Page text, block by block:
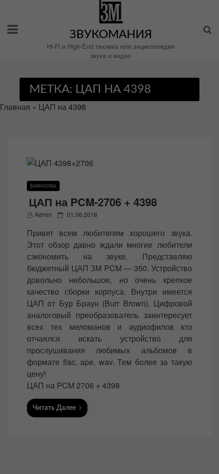
содержимому
ЗВУКОМАНИЯ
Hi-Fi и High-End техника или энциклопедия
звука и видео
МЕТКА: ЦАП НА 4398
Главная » ЦАП на 4398
БАРАХОЛКА
ЦАП на PCM-2706 + 4398
Admin
P
s
t
e
d
n
01.06.2018
Привет всем любителям хорошего звука.
Этот обзор давно ждали многие любители
сэкономить на звуке. Представляю
бюджетный ЦАП ЗМ PCM — 350. Устройство
довольно небольшое, но очень крепкое
качество сборки корпуса. Внутри имеется
ЦАП от Бур Браун (Burr Brown). Цифровой
аналоговый преобразователь заинтересует
всех тех меломанов и аудиофилов кто
отчаялся искать устройство для
прослушивания любимых альбомов в
формате flac, ape, wav. Тем более за такую
цену!
ЦАП на PCM 2706 + 4398
Читать Далее